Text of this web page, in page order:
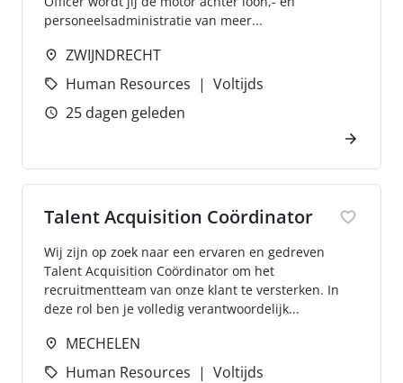
personeelsadministratie van meer...
ZWIJNDRECHT
Human Resources
Voltijds
25 dagen geleden
Talent Acquisition Coördinator
Wij zijn op zoek naar een ervaren en gedreven
Talent Acquisition Coördinator om het
recruitmentteam van onze klant te versterken. In
deze rol ben je volledig verantwoordelijk...
MECHELEN
Human Resources
Voltijds